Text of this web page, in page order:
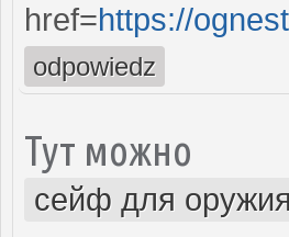
href=https://
odpowiedz
Тут можно
сейф для